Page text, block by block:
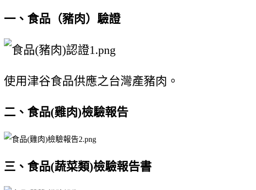
一、食品（豬肉）驗證
使用津谷食品供應之台灣產豬肉 。
二、食品(雞肉)檢驗報告
三、食品(蔬菜類)檢驗報告書